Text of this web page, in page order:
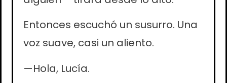
Entonces escuchó un susurro. Una
voz suave, casi un aliento.
—Hola, Lucía.